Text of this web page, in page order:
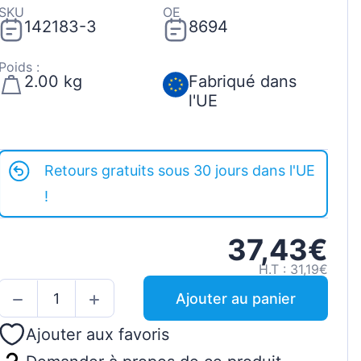
SKU
142183-3
OE
8694
Poids :
2.00 kg
Fabriqué dans
l'UE
Retours gratuits sous 30 jours dans l'UE
!
37,43€
H.T : 31,19€
Ajouter au panier
Ajouter aux favoris